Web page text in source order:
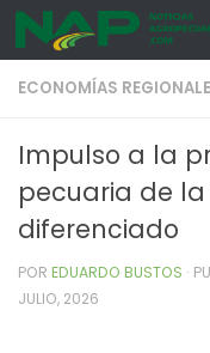
Skip to content
ECONOMÍAS
Impulso a la
pecuaria de
diferenciado
POR EDUARDO BUSTOS ·
JULIO, 2026